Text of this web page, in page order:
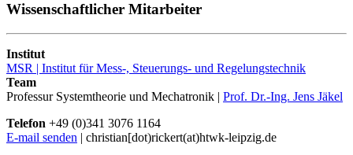
Wissenschaftlicher Mitarbeiter
Institut
MSR | Institut für Mess-, Steuerungs- und Regelungstechnik
Team
Professur Systemtheorie und Mechatronik | Prof. Dr.-Ing. Jens Jäkel
Telefon +49 (0)341 3076 1164
E-mail senden | christian[dot)rickert(at)htwk-leipzig.de